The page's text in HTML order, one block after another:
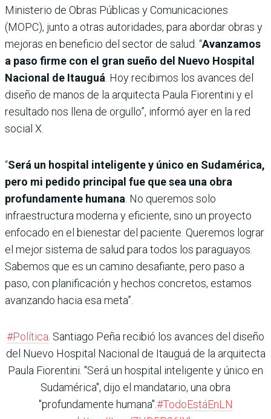
Ministerio de Obras Públicas y Comunicaciones
(MOPC), junto a otras autoridades, para abordar obras y
mejoras en beneficio del sector de salud. “Avanzamos
a paso firme con el gran sueño del Nuevo Hospital
Nacional de Itauguá . Hoy recibimos los avances del
diseño de manos de la arquitecta Paula Fiorentini y el
resultado nos llena de orgullo”, informó ayer en la red
social X.
“Será un hospital inteligente y único en Sudamérica,
pero mi pedido principal fue que sea una obra
profundamente humana . No queremos solo
infraestructura moderna y eficiente, sino un proyecto
enfocado en el bienestar del paciente. Queremos lograr
el mejor sistema de salud para todos los paraguayos.
Sabemos que es un camino desafiante, pero paso a
paso, con planificación y hechos concretos, estamos
avanzando hacia esa meta”.
#Política . Santiago Peña recibió los avances del diseño
del Nuevo Hospital Nacional de Itauguá de la arquitecta
Paula Fiorentini. "Será un hospital inteligente y único en
Sudamérica", dijo el mandatario, una obra
"profundamente humana".#TodoEstáEnLN